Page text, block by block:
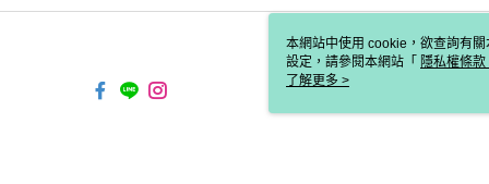
本網站中使用 cookie，欲查詢有
設定，請參閱本網站「 隱私權條款
使用 cookie。
了解更多 >